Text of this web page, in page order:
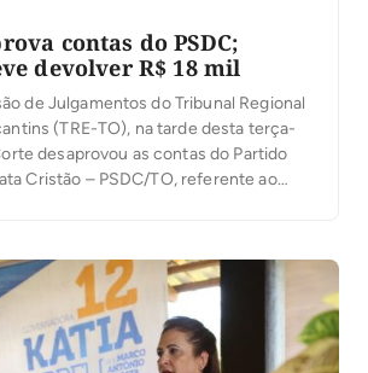
contas do PSDC;
devolver R$ 18 mil
de Julgamentos do Tribunal Regional
(TRE-TO), na tarde desta terça-
desaprovou as contas do Partido
Cristão – PSDC/TO, referente ao
R$ 18.000,00 (dezoito mil reais) […]